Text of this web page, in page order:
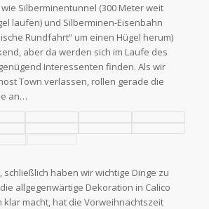
wie Silberminentunnel (300 Meter weit
laufen) und Silberminen-Eisenbahn
Rundfahrt“ um einen Hügel herum)
aber da werden sich im Laufe des
Interessenten finden. Als wir
Town verlassen, rollen gerade die
an…
schließlich haben wir wichtige Dinge zu
allgegenwärtige Dekoration in Calico
macht, hat die Vorweihnachtszeit